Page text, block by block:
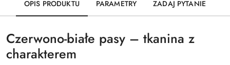
OPIS PRODUKTU PARAMETRY ZADAJ PYTANIE
Czerwono-białe pasy – tkanina z
charakterem